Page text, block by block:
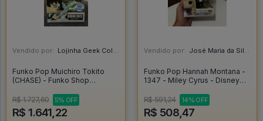
Vendido por: Lojinha Geek Colecionáveis - DF
Funko Pop Muichiro Tokito
(CHASE) - Funko Shop
#1858 *RARO* - FUNKO POP
#1858
R$ 1.727,60 5% OFF
R$ 1.641,22
Vendido por: José Maria da Silva Junior - AL
Funko Pop Hannah Montana -
1347 - Miley Cyrus - Disney
R$ 591,24 14% OFF
R$ 508,47